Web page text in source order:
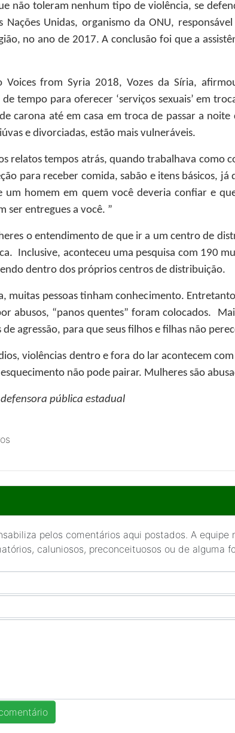
não toleram nenhum tipo de violência, se
Nações Unidas, organismo da ONU,
no ano de 2017. A conclusão foi que a
from Syria 2018, Vozes da Síria,
tempo para oferecer ‘serviços sexuais’ em
carona até em casa em troca de passar a
e divorciadas, estão mais vulneráveis.
relatos tempos atrás, quando trabalhava como
para receber comida, sabão e itens básicos,
um homem em quem você deveria confiar e
ser entregues a você. ”
o entendimento de que ir a um centro de
Inclusive, aconteceu uma pesquisa com 190
dentro dos próprios centros de distribuição.
muitas pessoas tinham conhecimento.
abusos, “panos quentes” foram colocados.
agressão, para que seus filhos e filhas não
violências dentro e fora do lar acontecem
não pode pairar. Mulheres são
pública estadual
pelos comentários aqui postados. A
caluniosos, preconceituosos ou de alguma